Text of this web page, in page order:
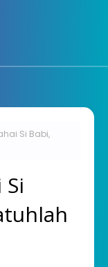
Si Babi,